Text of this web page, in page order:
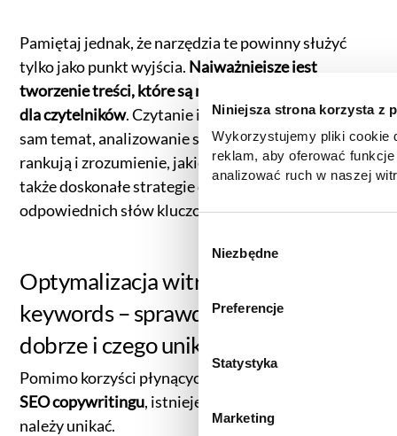
Niniejsza strona korzysta z
Wykorzystujemy pliki cookie
reklam, aby oferować
analizować ruch w naszej
zgody, udostępniamy
informacje z innymi danymi
znajdą Państwo klikając w
prywatności
b
r
z
o
d
Niezbędne
Preferencje
Statystyka
Marketing
Pamiętaj jednak, że narzędzia te powinny służyć
tylko jako punkt wyjścia. Najważniejsze jest
tworzenie treści, które są naturalne i wartościowe
dla czytelników. Czytanie innych artykułów na ten
sam temat, analizowanie słów kluczowych, na które
rankują i zrozumienie, jakie są powiązane tematy, to
także doskonałe strategie do identyfikacji
odpowiednich słów kluczowych LSI.
Optymalizacja witryny pod LSI
keywords – sprawdź, jak robić to
dobrze i czego unikać
Pomimo korzyści płynących z zastosowania
SEO copywritingu, istnieje kilka pułapek, których
należy unikać.